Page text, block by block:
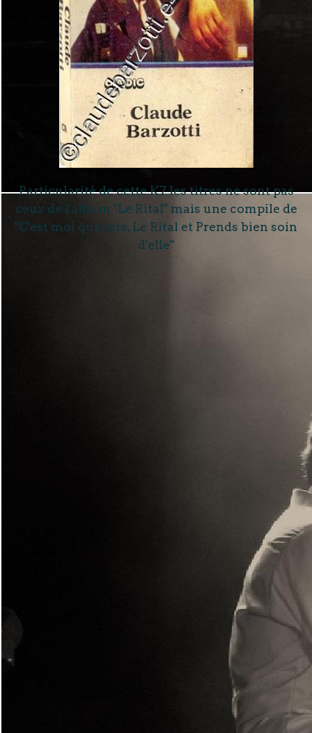
Particularité de cette K7 les titres ne sont pas
ceux de l'album "Le Rital" mais une compile de
"C'est moi qui pars, Le Rital et Prends bien soin
d'elle"